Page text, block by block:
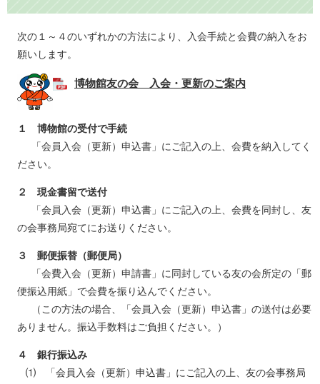
次の１～４のいずれかの方法により、入会手続と会費の納入をお
願いします。
博物館友の会 入会・更新のご案内
１ 博物館の受付で手続
「会員入会（更新）申込書」にご記入の上、会費を納入してく
ださい。
２ 現金書留で送付
「会員入会（更新）申込書」にご記入の上、会費を同封し、友
の会事務局宛てにお送りください。
３ 郵便振替（郵便局）
「会費入会（更新）申請書」に同封している友の会所定の「郵
便振込用紙」で会費を振り込んでください。
（この方法の場合、「会員入会（更新）申込書」の送付は必要
ありません。振込手数料はご負担ください。）
４ 銀行振込み
⑴ 「会員入会（更新）申込書」にご記入の上、友の会事務局